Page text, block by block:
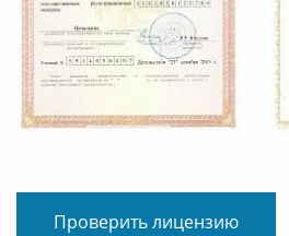
Проверить лицензию